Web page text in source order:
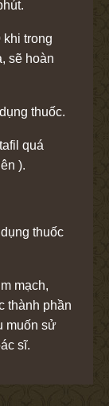
khi trong
sẽ hoàn
thuốc.
quá
).
thuốc
mạch,
thành phần
muốn sử
sĩ.